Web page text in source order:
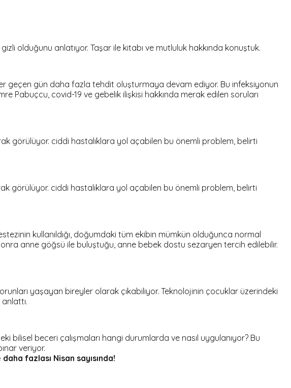
olduğunu anlatıyor. Taşar ile kitabı ve mutluluk hakkında konuştuk.
geçen gün daha fazla tehdit oluşturmaya devam ediyor. Bu infeksiyonun
Pabuçcu, covid-19 ve gebelik ilişkisi hakkında merak edilen soruları
görülüyor. ciddi hastalıklara yol açabilen bu önemli problem, belirti
görülüyor. ciddi hastalıklara yol açabilen bu önemli problem, belirti
kullanıldığı, doğumdaki tüm ekibin mümkün olduğunca normal
anne göğsü ile buluştuğu, anne bebek dostu sezaryen tercih edilebilir.
yaşayan bireyler olarak çıkabiliyor. Teknolojinin çocuklar üzerindeki
bilisel beceri çalışmaları hangi durumlarda ve nasıl uygulanıyor? Bu
veriyor.
fazlası Nisan sayısında!